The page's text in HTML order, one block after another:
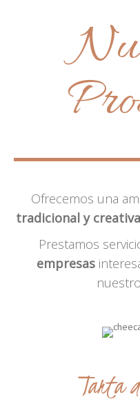
Ofrecemos una
tradicional y
Prestamos
empresas
Tarta